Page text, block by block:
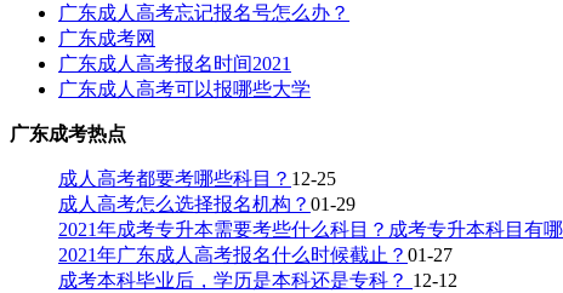
广东成人高考忘记报名号怎么办？
广东成考网
广东成人高考报名时间2021
广东成人高考可以报哪些大学
广东成考热点
成人高考都要考哪些科目？ 12-25
成人高考怎么选择报名机构？ 01-29
2021年成考专升本需要考些什么科目？成考专升本科目有哪
2021年广东成人高考报名什么时候截止？ 01-27
成考本科毕业后，学历是本科还是专科？ 12-12